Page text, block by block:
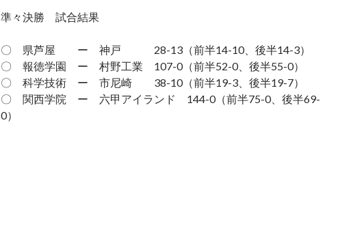
準々決勝 試合結果
〇 県芦屋 ー 神戸 28-13（前半14-10、後半14-3）
〇 報徳学園 ー 村野工業 107-0（前半52-0、後半55-0）
〇 科学技術 ー 市尼崎 38-10（前半19-3、後半19-7）
〇 関西学院 ー 六甲アイランド 144-0（前半75-0、後半69-
0）